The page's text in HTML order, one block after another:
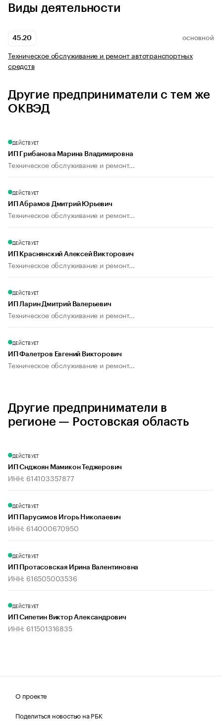
Виды деятельности
45.20 ОСНОВНОЙ
Техническое обслуживание и ремонт автотранспортных
средств
Другие предприниматели с тем же
ОКВЭД
ДЕЙСТВУЕТ
ИП Грибанова Марина Владимировна
Техническое обслуживание и ремонт...
ДЕЙСТВУЕТ
ИП Абрамов Дмитрий Юрьевич
Техническое обслуживание и ремонт...
ДЕЙСТВУЕТ
ИП Краснянский Алексей Викторович
Техническое обслуживание и ремонт...
ДЕЙСТВУЕТ
ИП Ларин Дмитрий Валерьевич
Техническое обслуживание и ремонт...
ДЕЙСТВУЕТ
ИП Фалетров Евгений Викторович
Техническое обслуживание и ремонт...
Другие предприниматели в
регионе — Ростовская область
ДЕЙСТВУЕТ
ИП Снджоян Мамикон Теджерович
ИНН: 614103357877
ДЕЙСТВУЕТ
ИП Парусимов Игорь Николаевич
ИНН: 614000670950
ДЕЙСТВУЕТ
ИП Протасовская Ирина Валентиновна
ИНН: 616505003536
ДЕЙСТВУЕТ
ИП Сипетин Виктор Александрович
ИНН: 611501316835
О проекте
Поделиться новостью на РБК